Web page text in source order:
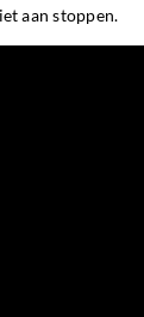
aan stoppen.